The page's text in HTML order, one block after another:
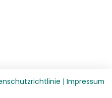
| Impressum